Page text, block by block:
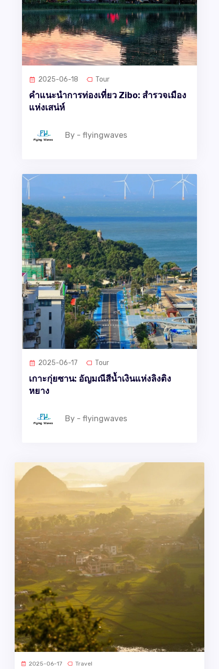
2025-06-18 Tour
คำแนะนำการท่องเที่ยว Zibo: สำรวจเมือง
แห่งเสน่ห์
By - flyingwaves
2025-06-17 Tour
เกาะกุ่ยซาน: อัญมณีสีน้ำเงินแห่งลิงติง
หยาง
By - flyingwaves
2025-06-17 Travel